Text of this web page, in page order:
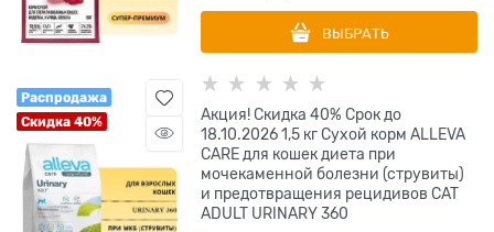
ВЫБРАТЬ
Распродажа
Скидка 40%
Акция! Скидка 40% Срок до
18.10.2026 1,5 кг Сухой корм ALLEVA
CARE для кошек диета при
мочекаменной болезни (струвиты)
и предотвращения рецидивов CAT
ADULT URINARY 360